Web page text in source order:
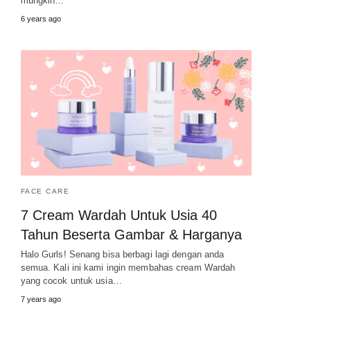
6 years ago
FACE CARE
7 Cream Wardah Untuk Usia 40
Tahun Beserta Gambar & Harganya
Halo Gurls! Senang bisa berbagi lagi dengan anda
semua. Kali ini kami ingin membahas cream Wardah
yang cocok untuk usia…
7 years ago